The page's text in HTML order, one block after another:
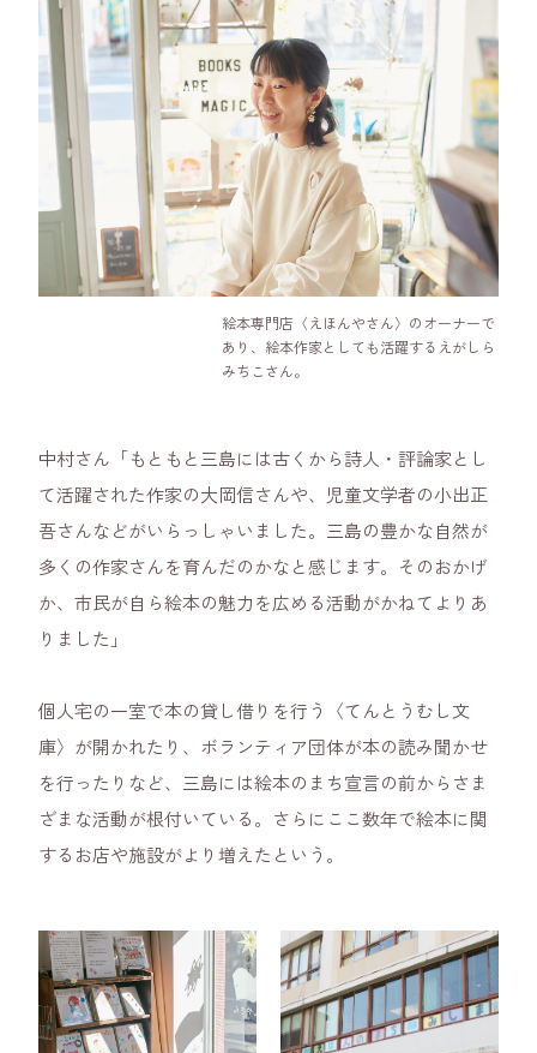
絵本専門店〈えほんやさん〉のオーナーで
あり、絵本作家としても活躍するえがしら
みちこさん。
中村さん「もともと三島には古くから詩人・評論家とし
て活躍された作家の大岡信さんや、児童文学者の小出正
吾さんなどがいらっしゃいました。三島の豊かな自然が
多くの作家さんを育んだのかなと感じます。そのおかげ
か、市民が自ら絵本の魅力を広める活動がかねてよりあ
りました」
個人宅の一室で本の貸し借りを行う〈てんとうむし文
庫〉が開かれたり、ボランティア団体が本の読み聞かせ
を行ったりなど、三島には絵本のまち宣言の前からさま
ざまな活動が根付いている。さらにここ数年で絵本に関
するお店や施設がより増えたという。